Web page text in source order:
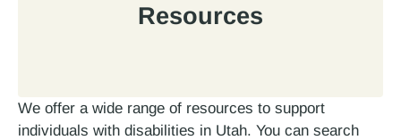
Resources
We offer a wide range of resources to support
individuals with disabilities in Utah. You can search